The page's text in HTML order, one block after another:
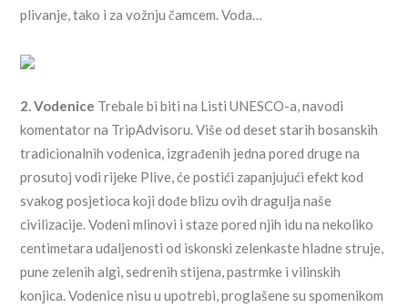
plivanje, tako i za vožnju čamcem. Voda…
2. Vodenice Trebale bi biti na Listi UNESCO-a, navodi
komentator na TripAdvisoru. Više od deset starih bosanskih
tradicionalnih vodenica, izgrađenih jedna pored druge na
prosutoj vodi rijeke Plive, će postići zapanjujući efekt kod
svakog posjetioca koji dođe blizu ovih dragulja naše
civilizacije. Vodeni mlinovi i staze pored njih idu na nekoliko
centimetara udaljenosti od iskonski zelenkaste hladne struje,
pune zelenih algi, sedrenih stijena, pastrmke i vilinskih
konjica. Vodenice nisu u upotrebi, proglašene su spomenikom